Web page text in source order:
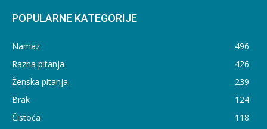
POPULARNE KATEGORIJE
Namaz
496
Razna pitanja
426
Ženska pitanja
239
Brak
124
Čistoća
118